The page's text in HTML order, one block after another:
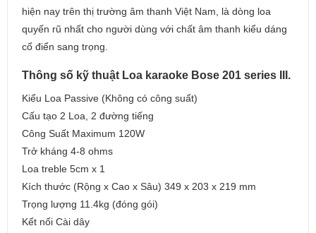
hiện nay trên thị trường âm thanh Việt Nam, là dòng loa
quyến rũ nhất cho người dùng với chất âm thanh kiểu dáng
cổ điển sang trọng.
Thông số kỹ thuật Loa karaoke Bose 201 series III.
Kiểu Loa Passive (Không có công suất)
Cấu tạo 2 Loa, 2 đường tiếng
Công Suất Maximum 120W
Trở kháng 4-8 ohms
Loa treble 5cm x 1
Kích thước (Rộng x Cao x Sâu) 349 x 203 x 219 mm
Trọng lượng 11.4kg (đóng gói)
Kết nối Cài dây